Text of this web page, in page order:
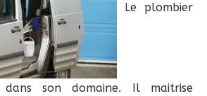
Le plombier
son domaine. Il maitrise